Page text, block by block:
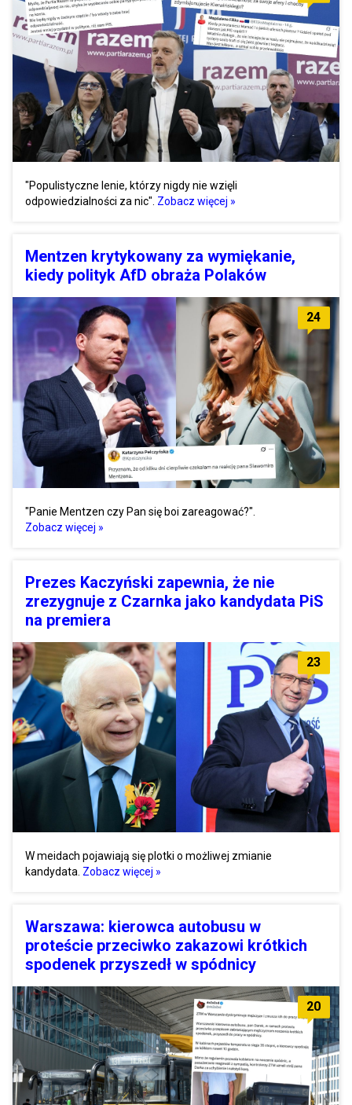
"Populistyczne lenie, którzy nigdy nie wzięli
odpowiedzialności za nic". Zobacz więcej »
Mentzen krytykowany za wymiękanie,
kiedy polityk AfD obraża Polaków
24
"Panie Mentzen czy Pan się boi zareagować?".
Zobacz więcej »
Prezes Kaczyński zapewnia, że nie
zrezygnuje z Czarnka jako kandydata PiS
na premiera
23
W meidach pojawiają się plotki o możliwej zmianie
kandydata. Zobacz więcej »
Warszawa: kierowca autobusu w
proteście przeciwko zakazowi krótkich
spodenek przyszedł w spódnicy
20